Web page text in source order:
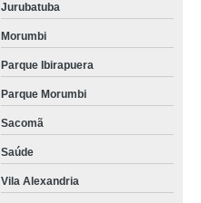
Jurubatuba
Morumbi
Parque Ibirapuera
Parque Morumbi
Sacomã
Saúde
Vila Alexandria